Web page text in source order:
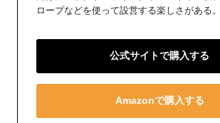
ロープなどを使って設営する楽しさがある。
公式サイトで購入する
Amazonで購入する